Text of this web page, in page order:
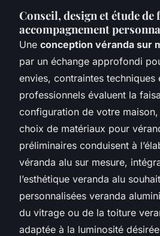
Conseil, design et étude
accompagnement
Une conception véranda sur
par un échange approfondi
envies, contraintes techniques
professionnels évaluent la
configuration de votre maison,
choix de matériaux pour
préliminaires conduisent à
véranda alu sur mesure,
l’esthétique veranda alu
personnalisées veranda
du vitrage ou de la toiture
adaptée à la luminosité